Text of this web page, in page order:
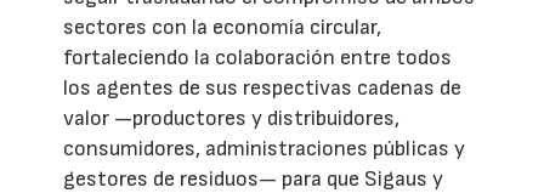
sectores con la economía circular,
fortaleciendo la colaboración entre todos
los agentes de sus respectivas cadenas de
valor —productores y distribuidores,
consumidores, administraciones públicas y
gestores de residuos— para que Sigaus y